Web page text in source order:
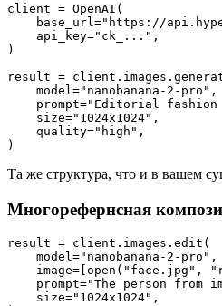
client = OpenAI(
base_url="https://
    api_key="ck_...",
)
result =
    model="nanobanana-2-pro",
prompt="Editorial
    size="1024x1024",
    quality="high",
Та же структура, что и в вашем
Многорефернсная
result = client.images.edit(
    model="nanobanana-2-pro",
image=[open("face.jpg",
prompt="The person from
    size="1024x1024",